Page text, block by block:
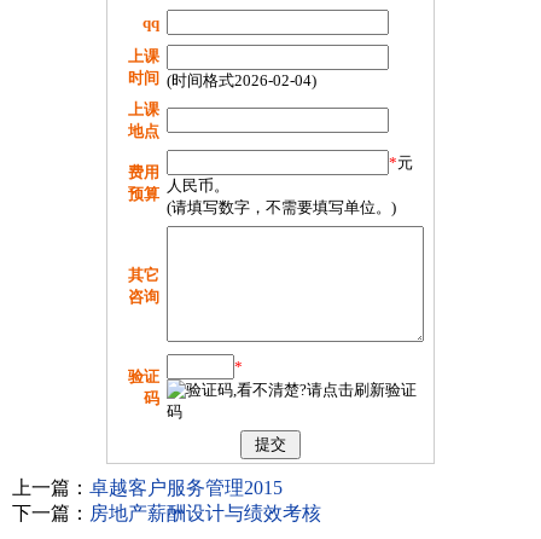
qq
上课
时间 (时间格式2026-02-04)
上课
地点
费用
预算
*元
人民币。
(请填写数字，不需要填写单位。)
其它
咨询
验证
码
*
上一篇： 卓越客户服务管理2015
下一篇： 房地产薪酬设计与绩效考核